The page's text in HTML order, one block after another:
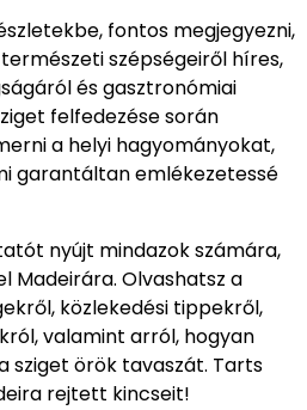
fontos megjegyezni,
szépségeiről híres,
és gasztronómiai
felfedezése során
a helyi hagyományokat,
garantáltan emlékezetessé
nyújt mindazok számára,
Madeirára. Olvashatsz a
közlekedési tippekről,
valamint arról, hogyan
sziget örök tavaszát. Tarts
rejtett kincseit!